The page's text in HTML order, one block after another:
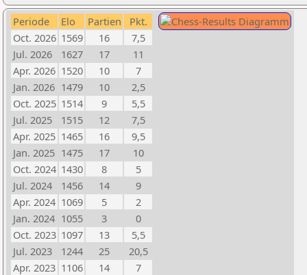
Periode Elo Partien
Pkt.
Oct. 2026 1569 16
7,5
Jul. 2026
1627 17
11
Apr. 2026 1520 10
7
Jan. 2026 1479 10
2,5
Oct. 2025 1514 9
5,5
Jul. 2025
1515 12
7,5
Apr. 2025 1465 16
9,5
Jan. 2025 1475 17
10
Oct. 2024 1430 8
5
Jul. 2024
1456 14
9
Apr. 2024 1069 5
2
Jan. 2024 1055 3
0
Oct. 2023 1097 13
5,5
Jul. 2023
1244 25
20,5
Apr. 2023 1106 14
7